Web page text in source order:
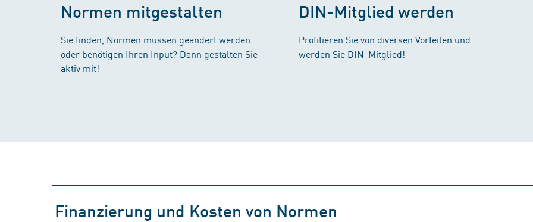
Normen mitgestalten
Sie finden, Normen müssen geändert werden
oder benötigen Ihren Input? Dann gestalten Sie
aktiv mit!
DIN-Mitglied werden
Profitieren Sie von diversen Vorteilen und
werden Sie DIN-Mitglied!
Finanzierung und Kosten von Normen